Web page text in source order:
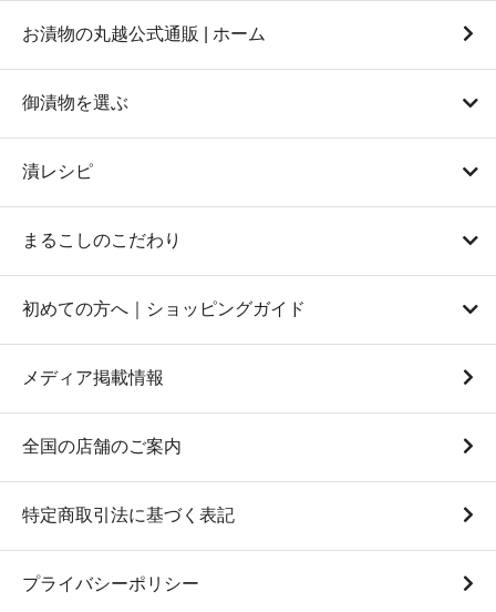
お漬物の丸越公式通販 | ホーム
御漬物を選ぶ
漬レシピ
まるこしのこだわり
初めての方へ｜ショッピングガイド
メディア掲載情報
全国の店舗のご案内
特定商取引法に基づく表記
プライバシーポリシー